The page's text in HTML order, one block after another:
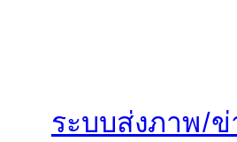
ระบบส่งภาพ/